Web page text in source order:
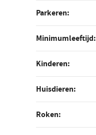
Parkeren:
Minimumleeftijd:
Kinderen:
Huisdieren:
Roken: